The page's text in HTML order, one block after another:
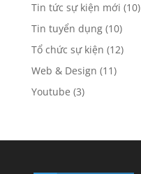
Tin tức sự kiện mới (10)
Tin tuyển dụng(10)
Tổ chức sự kiện (12)
Web & Design (11)
Youtube (3)